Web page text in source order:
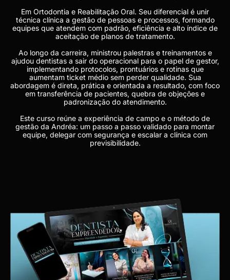
Em Ortodontia e Reabilitação Oral. Seu diferencial é unir
técnica clínica a gestão de pessoas e processos, formando
equipes que atendem com padrão, eficiência e alto índice de
aceitação de planos de tratamento.
Ao longo da carreira, ministrou palestras e treinamentos e
ajudou dentistas a sair do operacional para o papel de gestor,
implementando protocolos, prontuários e rotinas que
aumentam ticket médio sem perder qualidade. Sua
abordagem é direta, prática e orientada a resultado, com foco
em transferência de pacientes, quebra de objeções e
padronização do atendimento.
Este curso reúne a experiência de campo e o método de
gestão da Andréa: um passo a passo validado para montar
equipe, delegar com segurança e escalar a clínica com
previsibilidade.